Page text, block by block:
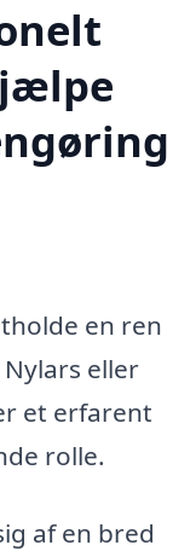
en ren
eller
et erfarent
rolle.
af en bred